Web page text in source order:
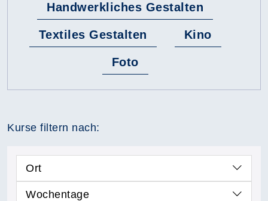
Handwerkliches Gestalten
Textiles Gestalten Kino
Foto
Kurse filtern nach:
Ort
Wochentage